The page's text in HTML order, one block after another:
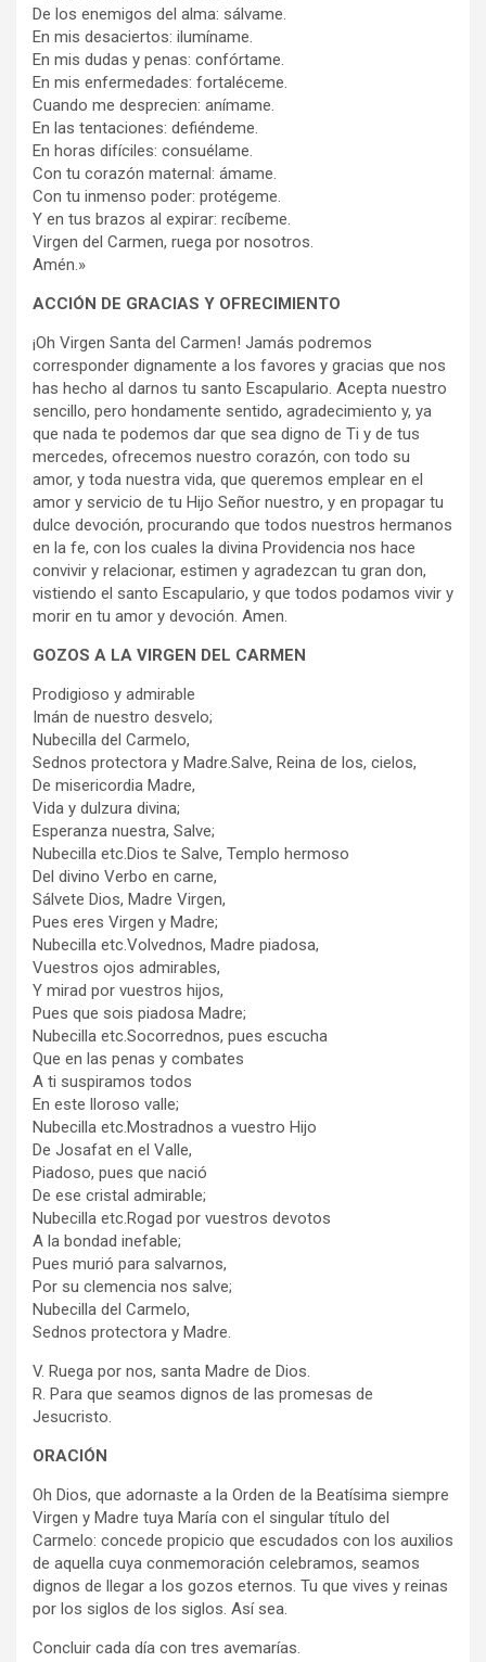
De los enemigos del alma: sálvame.
En mis desaciertos: ilumíname.
En mis dudas y penas: confórtame.
En mis enfermedades: fortaléceme.
Cuando me desprecien: anímame.
En las tentaciones: defiéndeme.
En horas difíciles: consuélame.
Con tu corazón maternal: ámame.
Con tu inmenso poder: protégeme.
Y en tus brazos al expirar: recíbeme.
Virgen del Carmen, ruega por nosotros.
Amén.»
ACCIÓN DE GRACIAS Y OFRECIMIENTO
¡Oh Virgen Santa del Carmen! Jamás podremos
corresponder dignamente a los favores y gracias que nos
has hecho al darnos tu santo Escapulario. Acepta nuestro
sencillo, pero hondamente sentido, agradecimiento y, ya
que nada te podemos dar que sea digno de Ti y de tus
mercedes, ofrecemos nuestro corazón, con todo su
amor, y toda nuestra vida, que queremos emplear en el
amor y servicio de tu Hijo Señor nuestro, y en propagar tu
dulce devoción, procurando que todos nuestros hermanos
en la fe, con los cuales la divina Providencia nos hace
convivir y relacionar, estimen y agradezcan tu gran don,
vistiendo el santo Escapulario, y que todos podamos vivir y
morir en tu amor y devoción. Amen.
GOZOS A LA VIRGEN DEL CARMEN
Prodigioso y admirable
Imán de nuestro desvelo;
Nubecilla del Carmelo,
Sednos protectora y Madre.Salve, Reina de los, cielos,
De misericordia Madre,
Vida y dulzura divina;
Esperanza nuestra, Salve;
Nubecilla etc.Dios te Salve, Templo hermoso
Del divino Verbo en carne,
Sálvete Dios, Madre Virgen,
Pues eres Virgen y Madre;
Nubecilla etc.Volvednos, Madre piadosa,
Vuestros ojos admirables,
Y mirad por vuestros hijos,
Pues que sois piadosa Madre;
Nubecilla etc.Socorrednos, pues escucha
Que en las penas y combates
A ti suspiramos todos
En este lloroso valle;
Nubecilla etc.Mostradnos a vuestro Hijo
De Josafat en el Valle,
Piadoso, pues que nació
De ese cristal admirable;
Nubecilla etc.Rogad por vuestros devotos
A la bondad inefable;
Pues murió para salvarnos,
Por su clemencia nos salve;
Nubecilla del Carmelo,
Sednos protectora y Madre.
V. Ruega por nos, santa Madre de Dios.
R. Para que seamos dignos de las promesas de
Jesucristo.
ORACIÓN
Oh Dios, que adornaste a la Orden de la Beatísima siempre
Virgen y Madre tuya María con el singular título del
Carmelo: concede propicio que escudados con los auxilios
de aquella cuya conmemoración celebramos, seamos
dignos de llegar a los gozos eternos. Tu que vives y reinas
por los siglos de los siglos. Así sea.
Concluir cada día con tres avemarías.